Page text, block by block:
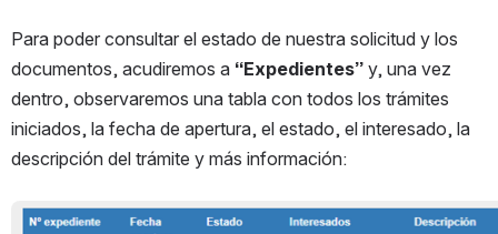
Para poder consultar el estado de nuestra solicitud y los
documentos, acudiremos a “Expedientes” y, una vez
dentro, observaremos una tabla con todos los trámites
iniciados, la fecha de apertura, el estado, el interesado, la
descripción del trámite y más información:
Open